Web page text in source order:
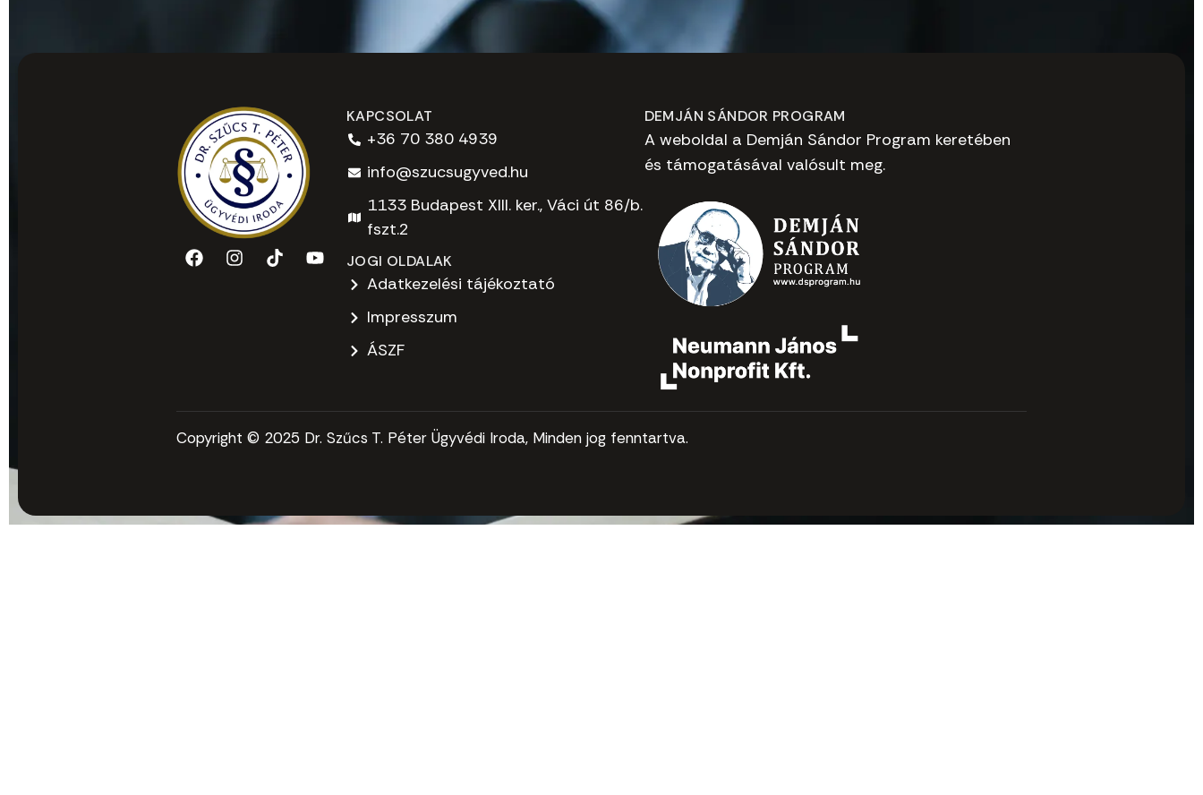
KAPCSOLAT
+36 70 380 4939
info@szucsugyved.hu
1133 Budapest XIII. ker., Váci út 86/b.
fszt.2
JOGI OLDALAK
Adatkezelési tájékoztató
Impresszum
ÁSZF
DEMJÁN SÁNDOR PROGRAM
A weboldal a Demján Sándor Program keretében
és támogatásával valósult meg.
Copyright © 2025 Dr. Szűcs T. Péter Ügyvédi Iroda, Minden jog fenntartva.